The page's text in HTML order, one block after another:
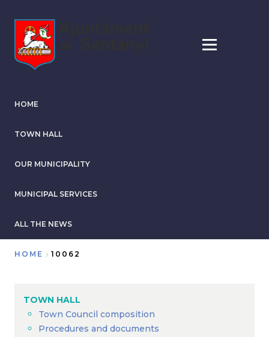
content
HOME
TOWN HALL
OUR MUNICIPALITY
MUNICIPAL SERVICES
ALL THE NEWS
HOME 10062
TOWN HALL
Town Council composition
Procedures and documents